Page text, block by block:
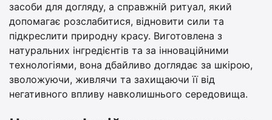
засоби для догляду, а справжній ритуал, який
допомагає розслабитися, відновити сили та
підкреслити природну красу. Виготовлена з
натуральних інгредієнтів та за інноваційними
технологіями, вона дбайливо доглядає за шкірою,
зволожуючи, живлячи та захищаючи її від
негативного впливу навколишнього середовища.